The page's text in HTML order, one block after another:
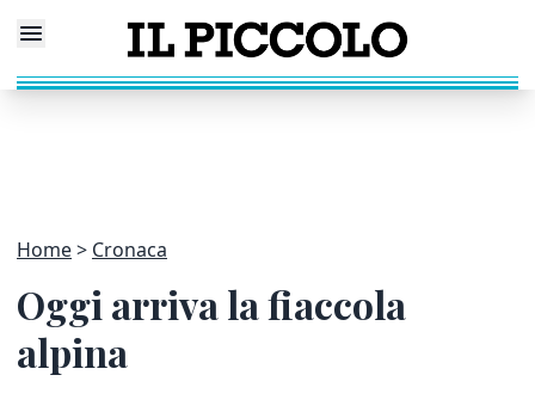
Home Cronaca
Oggi arriva la fiaccola
alpina